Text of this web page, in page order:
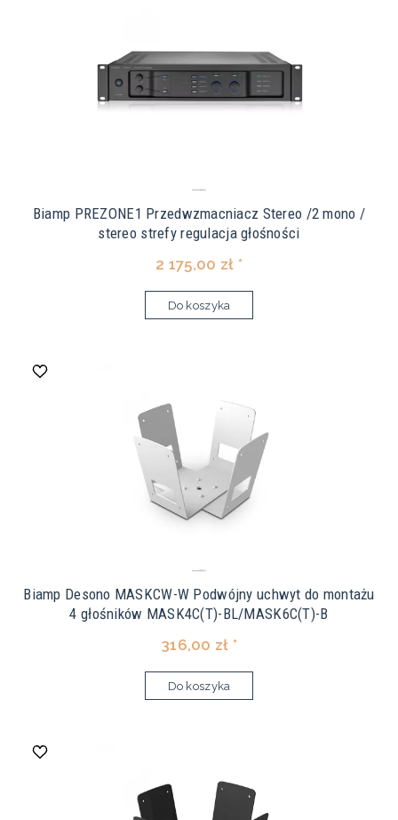
Biamp PREZONE1 Przedwzmacniacz Stereo /2 mono /
stereo strefy regulacja głośności
2 175,00 zł *
Do koszyka
Biamp Desono MASKCW-W Podwójny uchwyt do montażu
4 głośników MASK4C(T)-BL/MASK6C(T)-B
316,00 zł *
Do koszyka